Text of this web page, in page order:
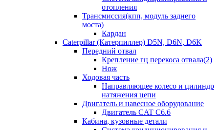
отопления
Трансмиссия(кпп, модуль заднего
моста)
Кардан
Caterpillar (Катерпиллер) D5N, D6N, D6K
Передний отвал
Крепление гц перекоса отвала(2)
Нож
Ходовая часть
Направляющее колесо и цилиндр
натяжения цепи
Двигатель и навесное оборудование
Двигатель CAT C6.6
Кабина, кузовные детали